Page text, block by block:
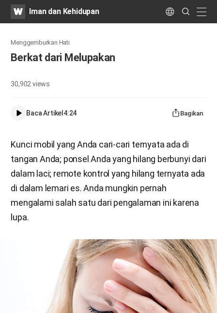
WATVIman dan Kehidupan Language
Search
Submit
Menggemburkan Hati
Berkat dari Melupakan
30,902views
Baca Artikel4:24 Bagikan
Kunci mobil yang Anda cari-cari ternyata ada di
tangan Anda; ponsel Anda yang hilang berbunyi dari
dalam laci; remote kontrol yang hilang ternyata ada
di dalam lemari es. Anda mungkin pernah
mengalami salah satu dari pengalaman ini karena
lupa.